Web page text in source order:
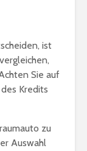
ist
Sie auf
Kredits
zu
Auswahl